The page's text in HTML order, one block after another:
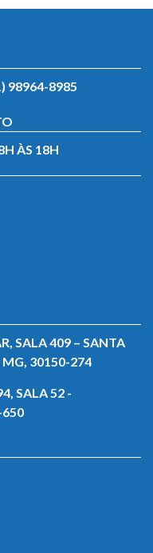
98964-8985
ÀS 18H
SALA 409 – SANTA
MG, 30150-274
SALA 52 -
650